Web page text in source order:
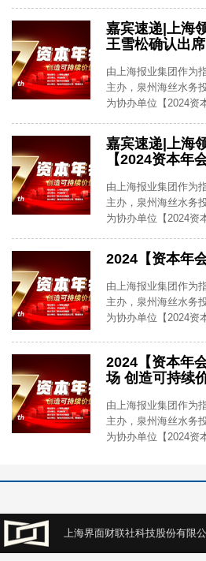
嘉宾速递|上海
王雪松确认出
由上海报业集团作为
主办，泉州海丝水务
为协办单位【2024资
嘉宾速递|上海
【2024资本年会
由上海报业集团作为
主办，泉州海丝水务
为协办单位【2024资
2024【资本年
由上海报业集团作为
主办，泉州海丝水务
为协办单位【2024资
2024【资本年
场 创造可持续
由上海报业集团作为
主办，泉州海丝水务
为协办单位【2024资
上海界面财联社科技股份有限